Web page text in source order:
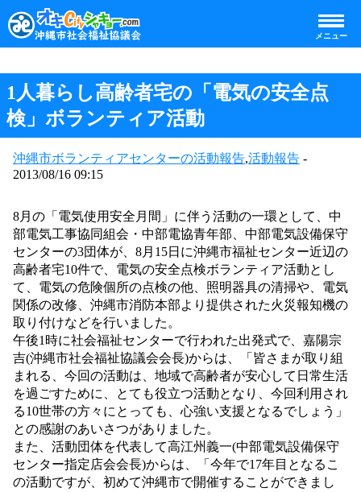
メニュー
1人暮らし高齢者宅の「電気の安全点
検」ボランティア活動
沖縄市ボランティアセンターの活動報告,活動報告 -
2013/08/16 09:15
8月の「電気使用安全月間」に伴う活動の一環として、中
部電気工事協同組会・中部電協青年部、中部電気設備保守
センターの3団体が、8月15日に沖縄市福祉センター近辺の
高齢者宅10件で、電気の安全点検ボランティア活動とし
て、 電気の危険個所の点検の他、照明器具の清掃や、電気
関係の改修、沖縄市消防本部より提供された火災報知機の
取り付けなどを行いました。
午後1時に社会福祉センターで行われた出発式で、嘉陽宗
吉(沖縄市社会福祉協議会会長)からは、「皆さまが取り組
まれる、今回の活動は、地域で高齢者が安心して日常生活
を過ごすために、とても役立つ活動となり、今回利用され
る10世帯の方々にとっても、心強い支援となるでしょう」
との感謝のあいさつがありました。
また、活動団体を代表して高江州義一(中部電気設備保守
センター指定店会会長)からは、「今年で17年目となるこ
の活動ですが、初めて沖縄市で開催することができまし